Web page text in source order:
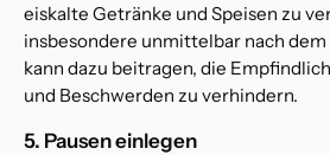
eiskalte Getränke und Speisen zu
insbesondere unmittelbar nach
kann dazu beitragen, die
und Beschwerden zu verhindern.
5. Pausen einlegen